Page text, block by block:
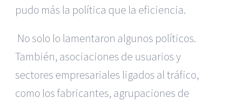
pudo más la política que la eficiencia.
No solo lo lamentaron algunos políticos.
También, asociaciones de usuarios y
sectores empresariales ligados al tráfico,
como los fabricantes, agrupaciones de